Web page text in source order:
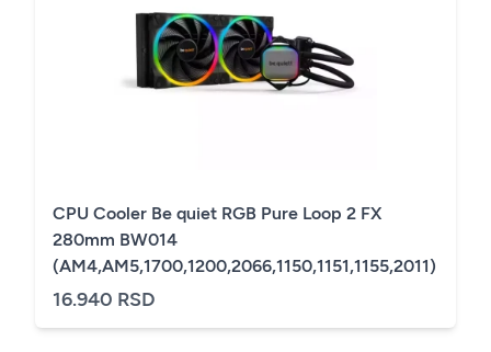
CPU Cooler Be quiet RGB Pure Loop 2 FX
280mm BW014
(AM4,AM5,1700,1200,2066,1150,1151,1155,2011)
16.940 RSD